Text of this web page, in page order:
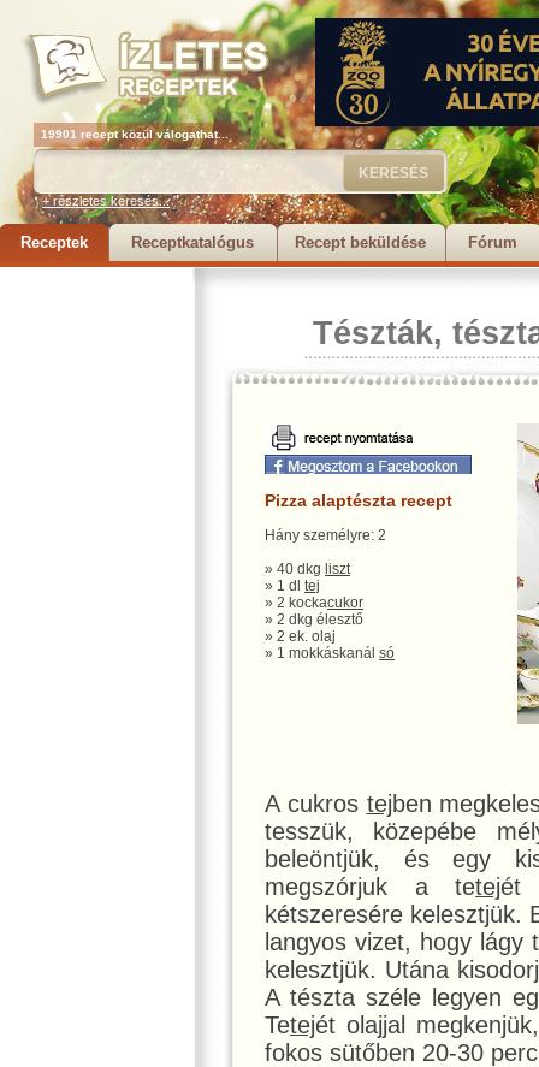
19901 recept közül válogathat...
+ részletes keresés...
Receptek Receptkatalógus Recept beküldése Fórum
Tészták,
Pizza alaptészta recept
Hány személyre: 2
» 40 dkg liszt
» 1 dl tej
» 2 kockacukor
» 2 dkg élesztő
» 2 ek. olaj
» 1 mokkáskanál só
A cukros tejben
tesszük, közepébe
beleöntjük, és egy
megszórjuk a tetej
kétszeresére kelesztjük.
langyos vizet, hogy
kelesztjük. Utána
A tészta széle legyen
Tetejét olajjal
fokos sütőben 20-30